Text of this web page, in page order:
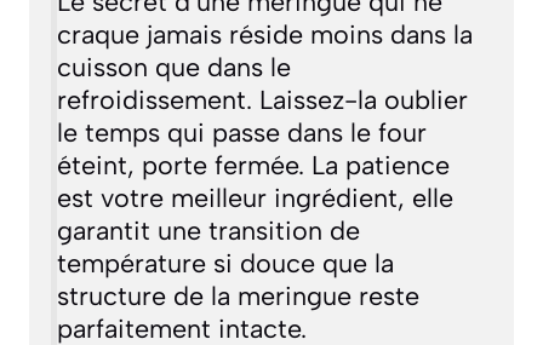
craque jamais réside moins dans la
cuisson que dans le
refroidissement. Laissez-la oublier
le temps qui passe dans le four
éteint, porte fermée. La patience
est votre meilleur ingrédient, elle
garantit une transition de
température si douce que la
structure de la meringue reste
parfaitement intacte.